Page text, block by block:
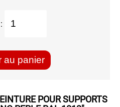
au panier
POUR SUPPORTS